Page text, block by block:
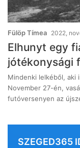
Fülöp Tímea 2022,
Elhunyt egy
jótékonysági
Mindenki lelkéből, aki
November 27-én,
futóversenyen az
SZEGED365